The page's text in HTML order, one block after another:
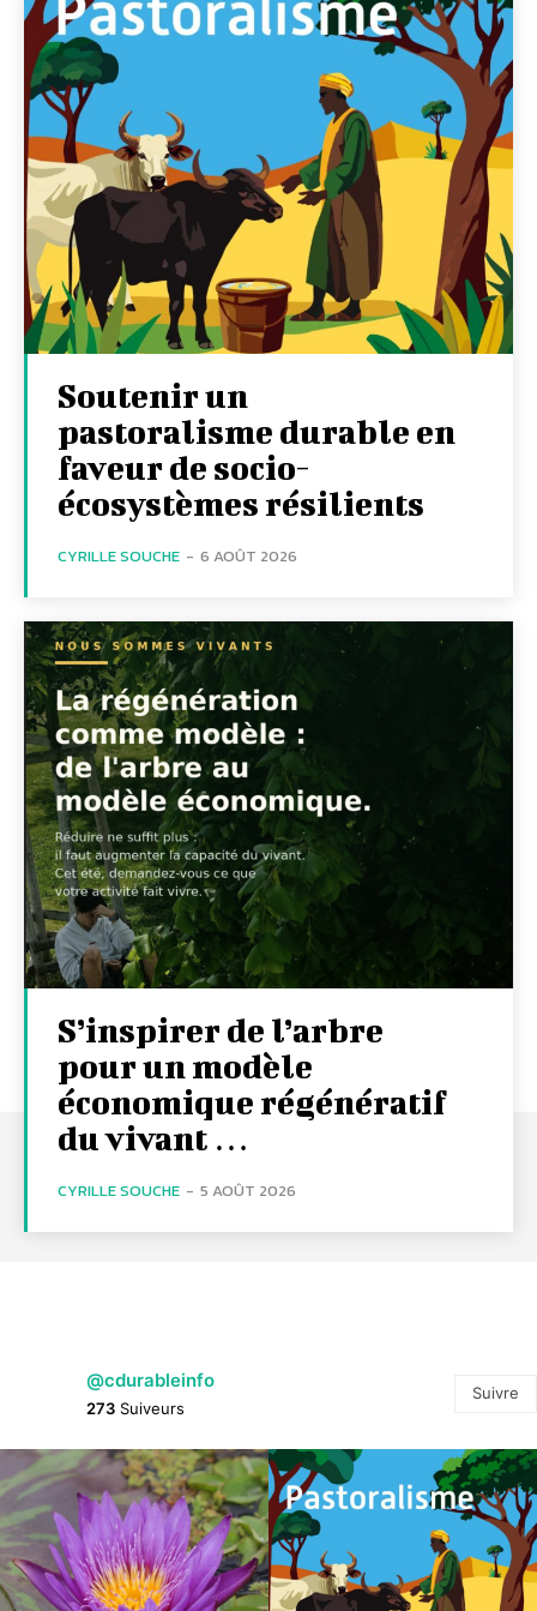
Soutenir un
pastoralisme durable en
faveur de socio-
écosystèmes résilients
CYRILLE SOUCHE - 6 AOÛT 2026
S’inspirer de l’arbre
pour un modèle
économique régénératif
du vivant …
CYRILLE SOUCHE - 5 AOÛT 2026
@cdurableinfo
273 Suiveurs
Suivre